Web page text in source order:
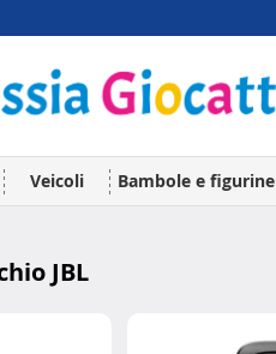
Veicoli Bambole e figurine
JBL